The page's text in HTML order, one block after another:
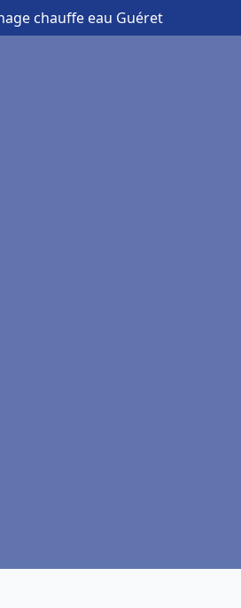
chauffe eau Guéret